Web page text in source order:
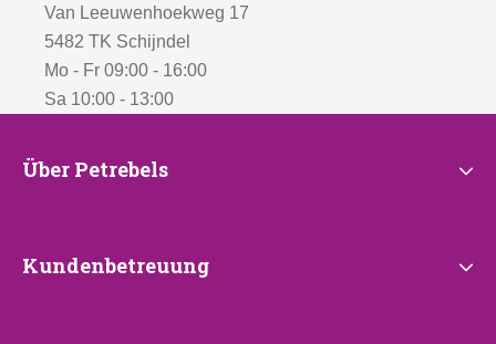
Van Leeuwenhoekweg 17
5482 TK Schijndel
Mo - Fr 09:00 - 16:00
Sa 10:00 - 13:00
Über
Über Petrebels
Kundenbetreuung
Kundenbetreuung